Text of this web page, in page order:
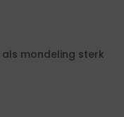
mondeling sterk